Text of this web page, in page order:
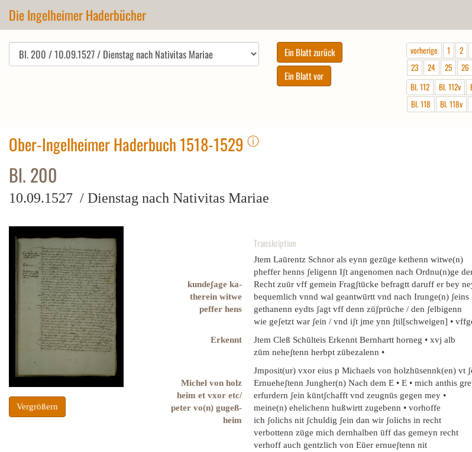
Die Ingelheimer Haderbücher
vorherige 1 2
23
24 25 26
Bl. 112
Bl. 112v
Bl. 118
Bl. 118v
Ober-Ingelheimer Haderbuch 1518-1529 ⓘ
Bl. 200
10.09.1527 / Dienstag nach Nativitas Mariae
Vergrößern
Transkription
Jtem Laūrentz Schnor als eynn gezūge kethenn witwe(n)
pheffer henns ʃeligenn Iʃt angenomen nach Ordnu(n)ge
kundeʃage ka-
Recht zuūr vff gemein Fragʃtūcke befragtt daruff er bey
therein witwe
bequemlich vnnd wal geantwūrtt vnd nach Irunge(n) ʃeins
peffer hens
gethanenn eydts ʃagt vff denn zūʃprūche / den ʃelbigenn
wie geʃetzt war ʃein / vnd iʃt jme ynn ʃtil[schweigen] •
Erkennt
Jtem Cleß Schūlteis Erkennt Bernhartt horneg • xvj alb
zūm neheʃtenn herbpt zūbezalenn •
Jmposit(ur) vxor eius p Michaels von holzhūsennk(en) vt
Michel von holz
Ernueheʃtenn Jungher(n) Nach dem E • E • mich anthis
heim et vxor etc/
erfurdern ʃein kūntʃchafft vnd zeugnūs gegen mey •
peter vo(n) gugeß-
meine(n) ehelichenn hußwirtt zugebenn • vorhoffe
heim
ich ʃolichs nit ʃchuldig ʃein dan wir ʃolichs in recht
verbottenn zūge mich dernhalben ūff das gemeyn recht
verhoff auch gentzlich von Eūer ernueʃtenn nit